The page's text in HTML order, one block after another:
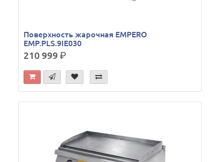
Поверхность жарочная EMPERO
EMP.PLS.9IE030
210 999р.